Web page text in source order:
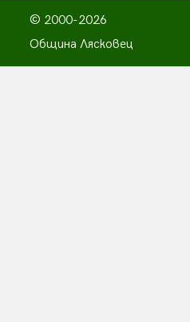
© 2000-2026
Община Лясковец